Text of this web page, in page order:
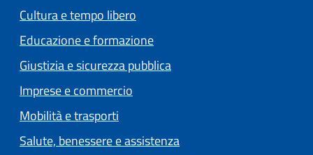
Cultura e tempo libero
Educazione e formazione
Giustizia e sicurezza pubblica
Imprese e commercio
Mobilità e trasporti
Salute, benessere e assistenza